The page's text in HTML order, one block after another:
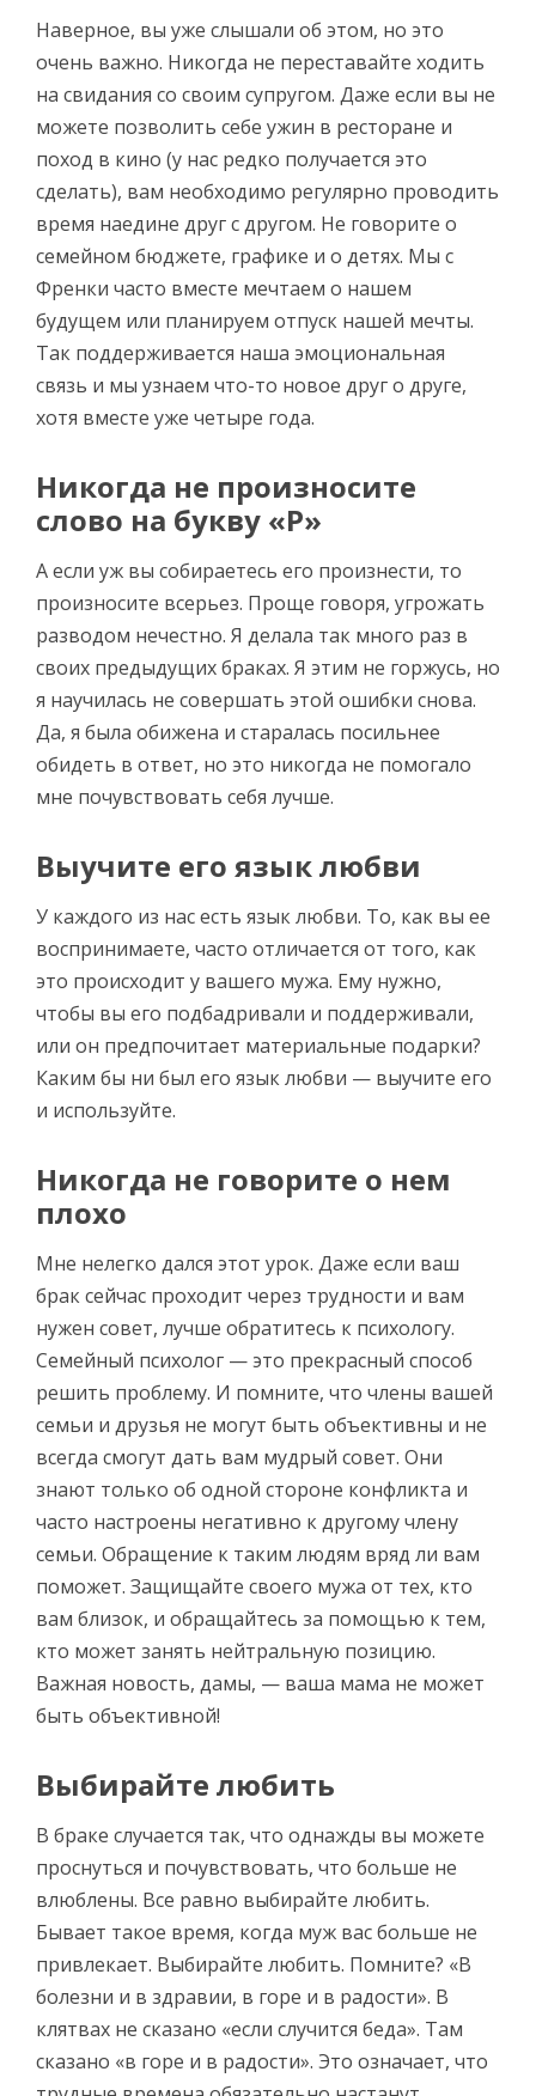
Наверное, вы уже слышали об этом, но это
очень важно. Никогда не переставайте ходить
на свидания со своим супругом. Даже если вы не
можете позволить себе ужин в ресторане и
поход в кино (у нас редко получается это
сделать), вам необходимо регулярно проводить
время наедине друг с другом. Не говорите о
семейном бюджете, графике и о детях. Мы с
Френки часто вместе мечтаем о нашем
будущем или планируем отпуск нашей мечты.
Так поддерживается наша эмоциональная
связь и мы узнаем что-то новое друг о друге,
хотя вместе уже четыре года.
Никогда не произносите
слово на букву «Р»
А если уж вы собираетесь его произнести, то
произносите всерьез. Проще говоря, угрожать
разводом нечестно. Я делала так много раз в
своих предыдущих браках. Я этим не горжусь, но
я научилась не совершать этой ошибки снова.
Да, я была обижена и старалась посильнее
обидеть в ответ, но это никогда не помогало
мне почувствовать себя лучше.
Выучите его язык любви
У каждого из нас есть язык любви. То, как вы ее
воспринимаете, часто отличается от того, как
это происходит у вашего мужа. Ему нужно,
чтобы вы его подбадривали и поддерживали,
или он предпочитает материальные подарки?
Каким бы ни был его язык любви — выучите его
и используйте.
Никогда не говорите о нем
плохо
Мне нелегко дался этот урок. Даже если ваш
брак сейчас проходит через трудности и вам
нужен совет, лучше обратитесь к психологу.
Семейный психолог — это прекрасный способ
решить проблему. И помните, что члены вашей
семьи и друзья не могут быть объективны и не
всегда смогут дать вам мудрый совет. Они
знают только об одной стороне конфликта и
часто настроены негативно к другому члену
семьи. Обращение к таким людям вряд ли вам
поможет. Защищайте своего мужа от тех, кто
вам близок, и обращайтесь за помощью к тем,
кто может занять нейтральную позицию.
Важная новость, дамы, — ваша мама не может
быть объективной!
Выбирайте любить
В браке случается так, что однажды вы можете
проснуться и почувствовать, что больше не
влюблены. Все равно выбирайте любить.
Бывает такое время, когда муж вас больше не
привлекает. Выбирайте любить. Помните? «В
болезни и в здравии, в горе и в радости». В
клятвах не сказано «если случится беда». Там
сказано «в горе и в радости». Это означает, что